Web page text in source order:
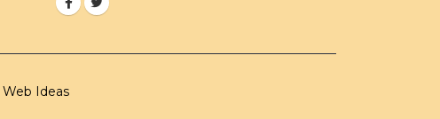
Web Ideas